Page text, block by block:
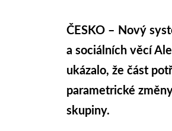
ČESKO – Nový
a sociálních věcí
ukázalo, že část
parametrické
skupiny.